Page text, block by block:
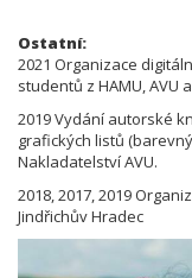
Ostatní:
2021 Organizace
studentů z HAMU, AVU
2019 Vydání autorské
grafických listů
Nakladatelství AVU.
2018, 2017, 2019
Jindřichův Hradec